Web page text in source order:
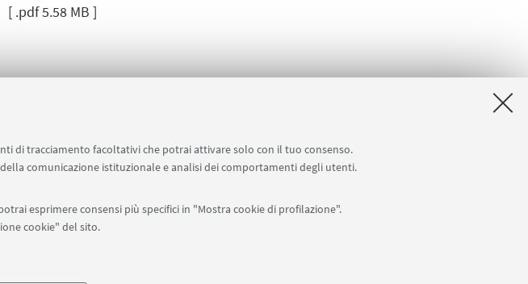
di tracciamento facoltativi che potrai attivare solo con il tuo consenso.
comunicazione istituzionale e analisi dei comportamenti degli utenti.
esprimere consensi più specifici in "Mostra cookie di profilazione".
cookie" del sito.
[ .pdf 5.58 MB ]
Carta dei Servizi
SU: